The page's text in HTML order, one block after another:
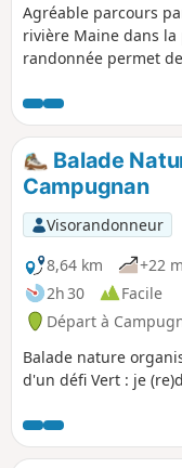
Agréable parcours
rivière Maine dans
randonnée permet
et plusieurs moulins.
Balade
Campugnan
Visorandonneur
8,64 km
+22 m
2h 30
Facile
Départ à
Balade nature
d'un défi Vert : je